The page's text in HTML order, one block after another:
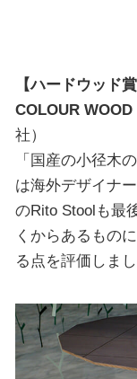
【ハードウッド
COLOUR
社）
「国産の小径木
は海外デザイナ
のRito Stoolも最
くからあるもの
る点を評価しま